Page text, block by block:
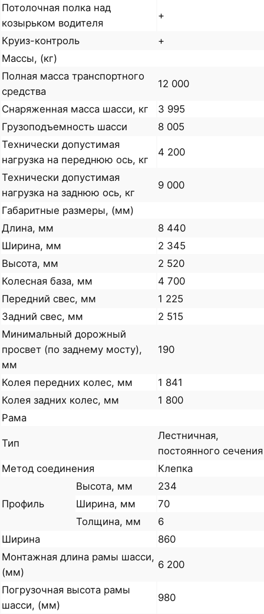
Потолочная полка над
козырьком водителя
+
Круиз-контроль
+
Массы, (кг)
Полная масса транспортного
средства
12 000
Снаряженная масса шасси, кг
3 995
Грузоподъемность шасси
8 005
Технически допустимая
нагрузка на переднюю ось, кг
4 200
Технически допустимая
нагрузка на заднюю ось, кг
9 000
Габаритные размеры, (мм)
Длина, мм
8 440
Ширина, мм
2 345
Высота, мм
2 520
Колесная база, мм
4 700
Передний свес, мм
1 225
Задний свес, мм
2 515
Минимальный дорожный
просвет (по заднему мосту),
мм
190
Колея передних колес, мм
1 841
Колея задних колес, мм
1 800
Рама
Тип
Лестничная,
постоянного сечения
Метод соединения
Клепка
Профиль
Высота, мм
234
Ширина, мм
70
Толщина, мм
6
Ширина
860
Монтажная длина рамы шасси,
(мм)
6 200
Погрузочная высота рамы
шасси, (мм)
980